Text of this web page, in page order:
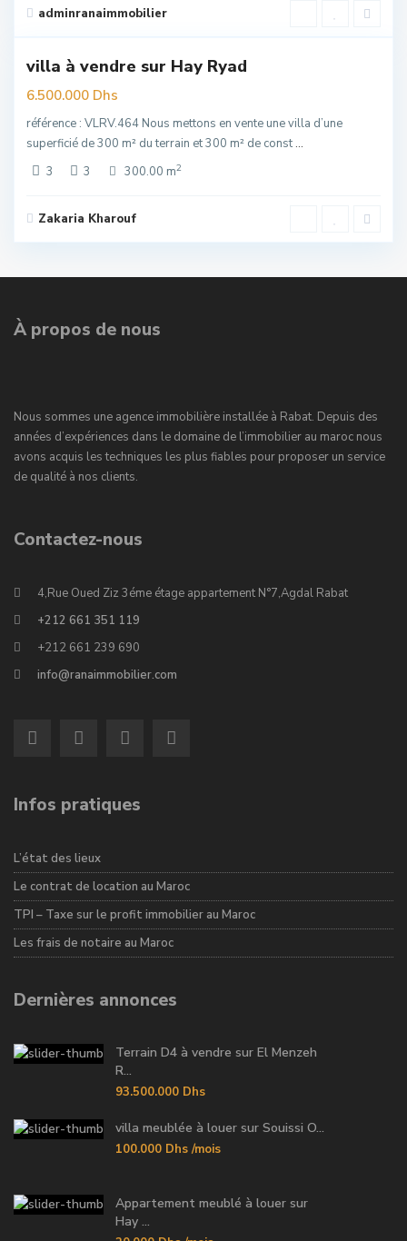
adminranaimmobilier
Rabat
villa à vendre sur Hay Ryad
6.500.000 Dhs
référence : VLRV.464 Nous mettons en vente une villa d’une
superficié de 300 m² du terrain et 300 m² de const...
3
3 300.00 m2
Zakaria Kharouf
À propos de nous
Nous sommes une agence immobilière installée à Rabat. Depuis des
années d’expériences dans le domaine de l’immobilier au maroc nous
avons acquis les techniques les plus fiables pour proposer un service
de qualité à nos clients.
Contactez-nous
4,Rue Oued Ziz 3éme étage appartement N°7,Agdal Rabat
+212 661 351 119
+212 661 239 690
info@ranaimmobilier.com
Infos pratiques
L’état des lieux
Le contrat de location au Maroc
TPI – Taxe sur le profit immobilier au Maroc
Les frais de notaire au Maroc
Dernières annonces
Terrain D4 à vendre sur El Menzeh
R...
93.500.000 Dhs
villa meublée à louer sur Souissi O...
100.000 Dhs /mois
Appartement meublé à louer sur
Hay ...